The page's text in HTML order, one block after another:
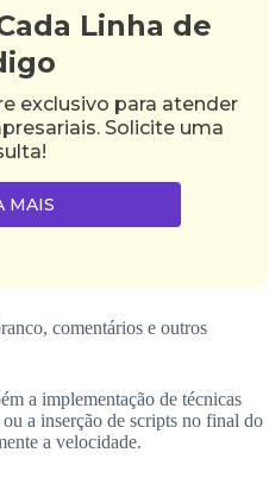
Linha de
exclusivo para atender
Solicite uma
MAIS
comentários e outros
a implementação de técnicas
ou a inserção de scripts no final do
a velocidade.